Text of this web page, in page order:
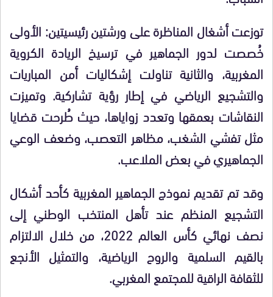
توزعت أشغال المناظرة على ورشتين رئيسيتين: الأولى
خُصصت لدور الجماهير في ترسيخ الريادة الكروية
المغربية، والثانية تناولت إشكاليات أمن المباريات
والتشجيع الرياضي في إطار رؤية تشاركية. وتميزت
النقاشات بعمقها وتعدد زواياها، حيث طُرحت قضايا
مثل تفشي الشغب، مظاهر التعصب، وضعف الوعي
الجماهيري في بعض الملاعب.
وقد تم تقديم نموذج الجماهير المغربية كأحد أشكال
التشجيع المنظم عند تأهل المنتخب الوطني إلى
نصف نهائي كأس العالم 2022، من خلال الالتزام
بالقيم السلمية والروح الرياضية، والتمثيل الأنجع
للثقافة الراقية للمجتمع المغربي.